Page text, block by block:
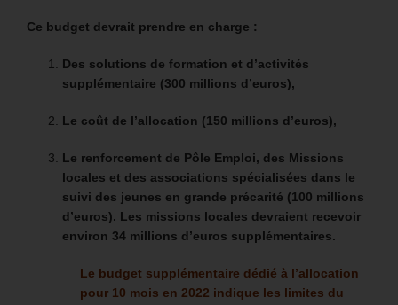
Ce budget devrait prendre en charge :
Des solutions de formation et d’activités
supplémentaire (300 millions d’euros),
Le coût de l’allocation (150 millions d’euros),
Le renforcement de Pôle Emploi, des Missions
locales et des associations spécialisées dans le
suivi des jeunes en grande précarité (100 millions
d’euros). Les missions locales devraient recevoir
environ 34 millions d’euros supplémentaires.
Le budget supplémentaire dédié à l’allocation
pour 10 mois en 2022 indique les limites du